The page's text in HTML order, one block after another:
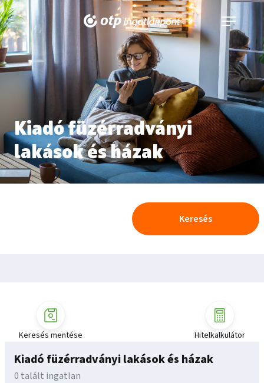
Navigáció
kinyitása
Kiadó füzérradványi
lakások és házak
Keresés
Kiadó füzérradványi lakások és házak
0 talált ingatlan
Keresés mentése Hitelkalkulátor